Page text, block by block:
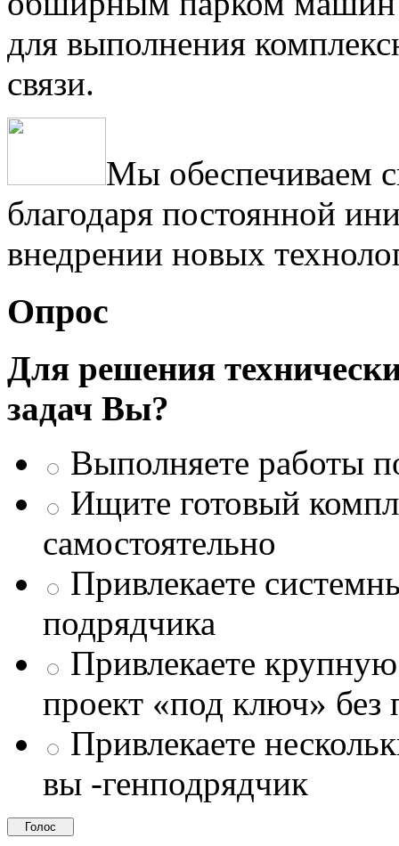
для выполнения
связи.
Мы обеспечиваем
благодаря постоянной
внедрении новых
Опрос
Для решения
задач Вы?
Выполняете работы
Ищите готовый
самостоятельно
Привлекаете
подрядчика
Привлекаете
проект «под ключ» без
Привлекаете
вы -генподрядчик